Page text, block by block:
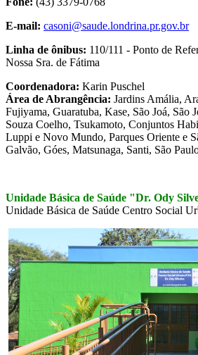
E-mail: casoni@saude.londrina.pr.gov.br
Linha de ônibus: 110/111 - Ponto de
Nossa Sra. de Fátima
Coordenadora: Karin Puschel
Área de Abrangência: Jardins Amália,
Fujiyama, Guaratuba, Kase, São Joá, São
Souza Coelho, Tsukamoto, Conjuntos
Luppi e Novo Mundo, Parques Oriente e
Galvão, Góes, Matsunaga, Santi, São
Unidade Básica de Saúde "Dr. Ody
Unidade Básica de Saúde Centro Social